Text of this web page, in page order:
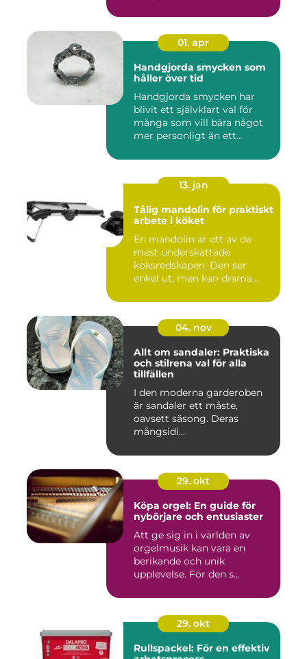
01. apr
Handgjorda smycken som
håller över tid
Handgjorda smycken har
blivit ett självklart val för
många som vill bära något
mer personligt än ett...
13. jan
Tålig mandolin för praktiskt
arbete i köket
En mandolin är ett av de
mest underskattade
köksredskapen. Den ser
enkel ut, men kan drama...
04. nov
Allt om sandaler: Praktiska
och stilrena val för alla
tillfällen
I den moderna garderoben
är sandaler ett måste,
oavsett säsong. Deras
mångsidi...
29. okt
Köpa orgel: En guide för
nybörjare och entusiaster
Att ge sig in i världen av
orgelmusik kan vara en
berikande och unik
upplevelse. För den s...
29. okt
Rullspackel: För en effektiv